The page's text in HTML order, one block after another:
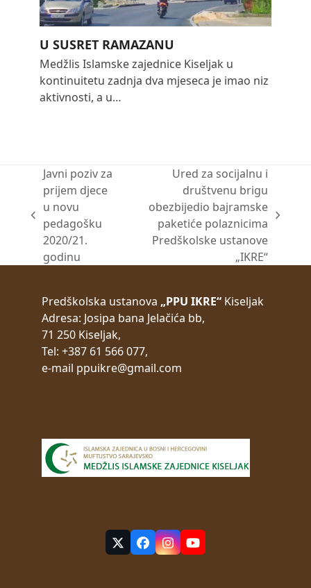
U SUSRET RAMAZANU
Medžlis Islamske zajednice Kiseljak u
kontinuitetu zadnja dva mjeseca je imao niz
aktivnosti, a u…
previous
post:
Javni poziv za
prijem djece
u novu
pedagošku
2020/21.
godinu
post:
Ured za socijalnu i
društvenu brigu
obezbijedio bajramske
paketiće polaznicima
Predškolske ustanove
„IKRE“
Predškolska ustanova „PPU IKRE“Kiseljak
Adresa: Josipa bana Jelačića bb,
71 250 Kiseljak,
Tel: +387 61 566 077,
e-mail ppuikre@gmail.com
Twitter
(deprecated)
Facebook
Instagram
YouTube